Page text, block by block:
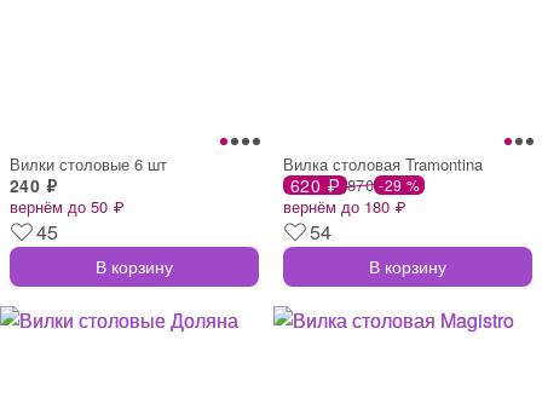
Вилки столовые 6 шт
240 ₽
вернём до 50 ₽
45
В корзину
Вилка столовая Tramontina
620 ₽ 870 -29 %
вернём до 180 ₽
54
В корзину